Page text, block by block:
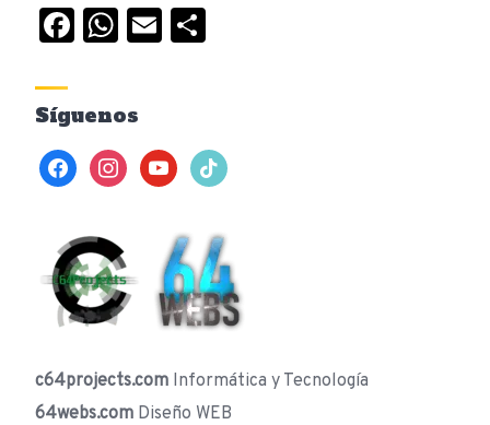
Facebook
WhatsApp
Email
Síguenos
facebookinstagramyoutubetiktok
c64projects.com Informática y Tecnología
64webs.com Diseño WEB